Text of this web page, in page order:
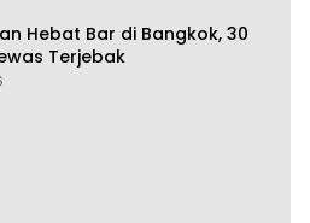
Hebat Bar di Bangkok, 30
Terjebak